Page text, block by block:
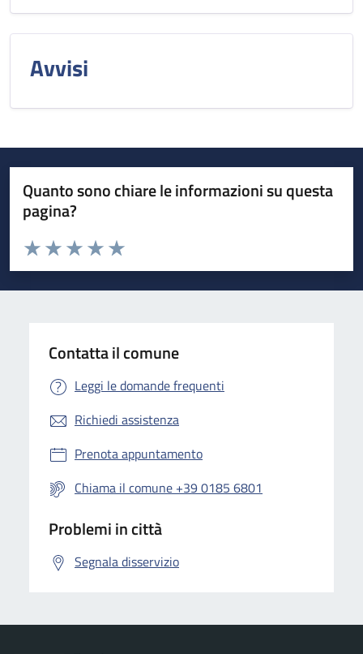
Avvisi
Quanto sono chiare le informazioni su questa
pagina?
Valuta da 1 a 5 stelle la pagina
Valuta 5 stelle su 5
Valuta 4 stelle su 5
Valuta 3 stelle su 5
Valuta 2 stelle su 5
Valuta 1 stelle su 5
Contatta il comune
Leggi le domande frequenti
Richiedi assistenza
Prenota appuntamento
Chiama il comune +39 0185 6801
Problemi in città
Segnala disservizio